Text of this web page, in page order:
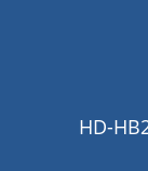
HD-